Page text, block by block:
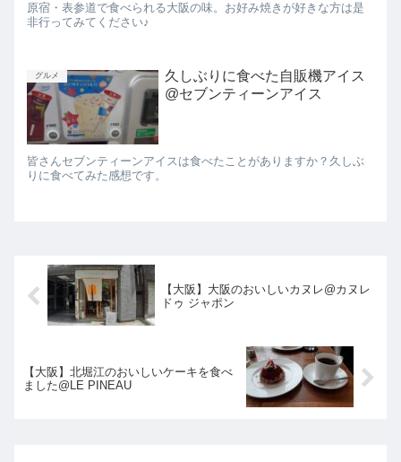
原宿・表参道で食べられる大阪の味。お好み焼きが好きな方は是
非行ってみてください♪
グルメ
久しぶりに食べた自販機アイス
@セブンティーンアイス
皆さんセブンティーンアイスは食べたことがありますか？久しぶ
りに食べてみた感想です。
【大阪】大阪のおいしいカヌレ@カヌレ
ドゥ ジャポン
【大阪】北堀江のおいしいケーキを食べ
ました@LE PINEAU